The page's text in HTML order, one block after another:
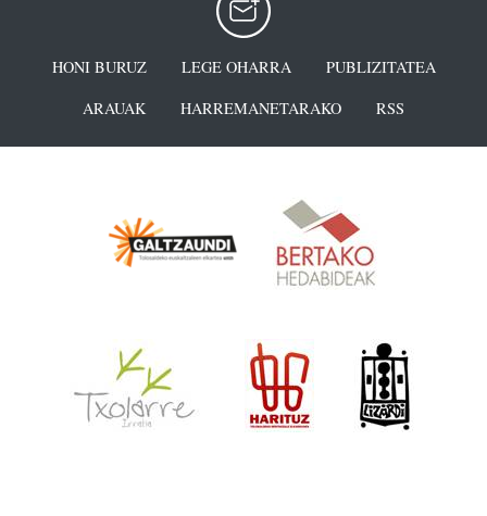
HONI BURUZ LEGE OHARRA
PUBLIZITATEA
ARAUAK
HARREMANETARAKO RSS